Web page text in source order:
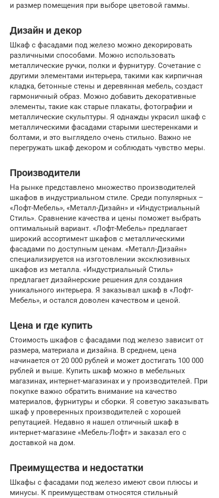
и размер помещения при выборе цветовой гаммы.
Дизайн и декор
Шкаф с фасадами под железо можно декорировать
различными способами. Можно использовать
металлические ручки, полки и фурнитуру. Сочетание с
другими элементами интерьера, такими как кирпичная
кладка, бетонные стены и деревянная мебель, создаст
гармоничный образ. Можно добавить декоративные
элементы, такие как старые плакаты, фотографии и
металлические скульптуры. Я однажды украсил шкаф с
металлическими фасадами старыми шестеренками и
болтами, и это выглядело очень стильно. Важно не
перегружать шкаф декором и соблюдать чувство меры.
Производители
На рынке представлено множество производителей
шкафов в индустриальном стиле. Среди популярных –
«Лофт-Мебель», «Металл-Дизайн» и «Индустриальный
Стиль». Сравнение качества и цены поможет выбрать
оптимальный вариант. «Лофт-Мебель» предлагает
широкий ассортимент шкафов с металлическими
фасадами по доступным ценам. «Металл-Дизайн»
специализируется на изготовлении эксклюзивных
шкафов из металла. «Индустриальный Стиль»
предлагает дизайнерские решения для создания
уникального интерьера. Я заказывал шкаф в «Лофт-
Мебель», и остался доволен качеством и ценой.
Цена и где купить
Стоимость шкафов с фасадами под железо зависит от
размера, материала и дизайна. В среднем, цена
начинается от 20 000 рублей и может достигать 100 000
рублей и выше. Купить шкаф можно в мебельных
магазинах, интернет-магазинах и у производителей. При
покупке важно обратить внимание на качество
материалов, фурнитуры и сборки. Я советую заказывать
шкаф у проверенных производителей с хорошей
репутацией. Недавно я нашел отличный шкаф в
интернет-магазине «Мебель-Лофт» и заказал его с
доставкой на дом.
Преимущества и недостатки
Шкафы с фасадами под железо имеют свои плюсы и
минусы. К преимуществам относятся стильный